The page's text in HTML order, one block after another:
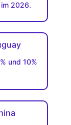
2026.
und 10%